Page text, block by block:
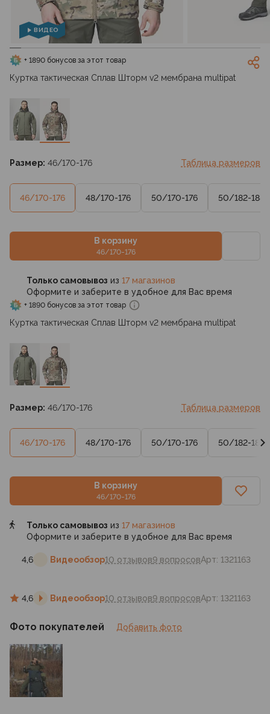
ВИДЕО
+ 1890 бонусов за этот товар
Куртка тактическая Сплав Шторм v2 мембрана multipat
Размер: 46/170-176 Таблица размеров
46/170-176 48/170-176 50/170-176 50/182-188
В корзину
46/170-176
4,6 Видеообзор10 отзывов9 вопросовАрт: 1321163
Только самовывоз из 17 магазинов
Оформите и заберите в удобное для Вас время
+ 1890 бонусов за этот товар
Куртка тактическая Сплав Шторм v2 мембрана multipat
Размер: 46/170-176 Таблица размеров
46/170-176 48/170-176 50/170-176 50/182-188
В корзину
46/170-176
4,6 Видеообзор10 отзывов9 вопросовАрт: 1321163
Только самовывоз из 17 магазинов
Оформите и заберите в удобное для Вас время
Фото покупателей Добавить фото